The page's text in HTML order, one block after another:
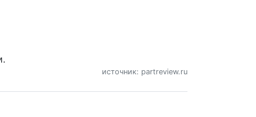
источник: partreview.ru